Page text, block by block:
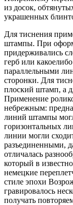
из досок,
украшенных
Для тиснения
штампы. При
придерживались
герб или
параллельными
сторонки. Для
плоский штамп, а
Применение
небрежным:
линий штампы
горизонтальных
линии могли
разъединенными,
отличалась
который в
немецкие
стиле эпохи
гравировалось
получать